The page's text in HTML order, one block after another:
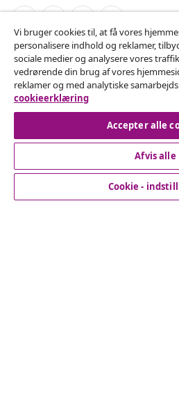
Fortryd køb
Indsend en anmodning om at
Fortryd
Kundeservice
Vi bruger cookies til, at få vores
personalisere indhold og reklamer,
sociale medier og analysere vores
vedrørende din brug af vores
reklamer og med analytiske
cookieerklæring
Accepter alle
Afvis alle
Cookie -